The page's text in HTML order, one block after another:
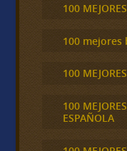
100
100 mejores
100
100
ESPAÑOLA